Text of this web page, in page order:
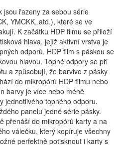
jsou řazeny za sebou série
YMCKK, atd.), které se ve
K začátku HDP filmu se přiloží
hlava, jejíž aktivní vrstva je
odporů. HDP film s páskou se
hlavou. Topné odpory se při
a způsobují, že barvivo z pásky
do mikropórů HDP filmu nebo
barvy je více nebo méně
jednotlivého topného odporu.
panelu jedné série pásky.
přenáší do mikropórů karty a na
válečku, který kopíruje všechny
perfektně potisknout i karty s